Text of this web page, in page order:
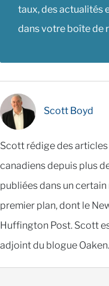
taux, des actualités
dans votre boîte de
Scott Boyd
Scott rédige des
canadiens depuis plus
publiées dans un
premier plan, dont le
Huffington Post. Scott
adjoint du blogue Oaken.